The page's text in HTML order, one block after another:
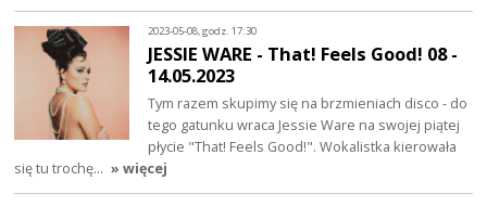
2023-05-08, godz. 17:30
JESSIE WARE - That! Feels Good! 08 -
14.05.2023
Tym razem skupimy się na brzmieniach disco - do
tego gatunku wraca Jessie Ware na swojej piątej
płycie "That! Feels Good!". Wokalistka kierowała
się tu trochę… » więcej